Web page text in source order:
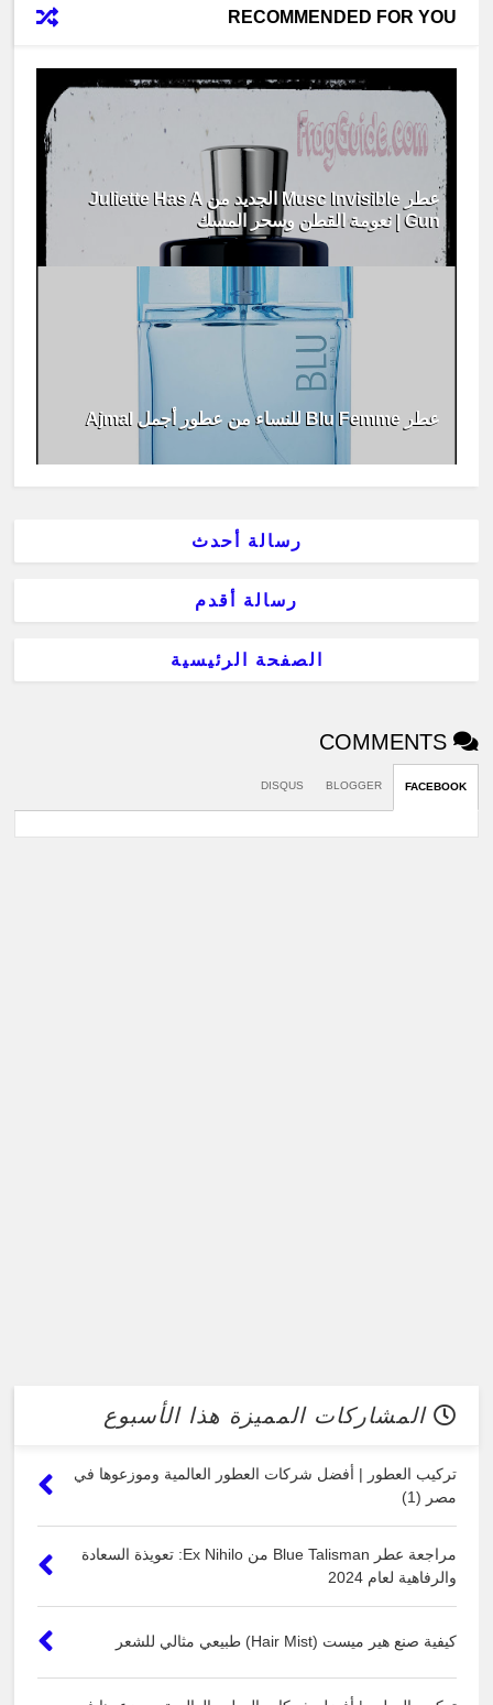
RECOMMENDED FOR YOU
عطر Musc Invisible الجديد من Juliette Has A
Gun | نعومة القطن وسحر المسك
عطر Blu Femme للنساء من عطور أجمل Ajmal
رسالة أحدث
رسالة أقدم
الصفحة الرئيسية
COMMENTS
FACEBOOK
BLOGGER
DISQUS
المشاركات المميزة هذا الأسبوع
تركيب العطور | أفضل شركات العطور العالمية وموزعوها في
مصر (1)
مراجعة عطر Blue Talisman من Ex Nihilo: تعويذة السعادة
والرفاهية لعام 2024
كيفية صنع هير ميست (Hair Mist) طبيعي مثالي للشعر